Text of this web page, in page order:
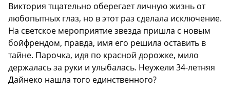
Виктория тщательно оберегает личную жизнь от
любопытных глаз, но в этот раз сделала исключение.
На светское мероприятие звезда пришла с новым
бойфрендом, правда, имя его решила оставить в
тайне. Парочка, идя по красной дорожке, мило
держалась за руки и улыбалась. Неужели 34-летняя
Дайнеко нашла того единственного?